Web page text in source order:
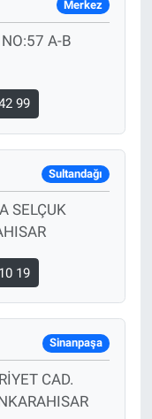
Merkez
A-B
99
Sultandağı
SELÇUK
19
Sinanpaşa
CAD.